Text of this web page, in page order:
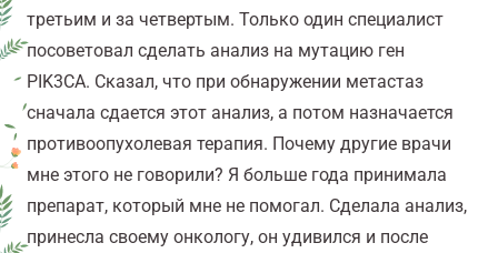
третьим и за четвертым. Только один специалист
посоветовал сделать анализ на мутацию ген
PIK3CA. Сказал, что при обнаружении метастаз
сначала сдается этот анализ, а потом назначается
противоопухолевая терапия. Почему другие врачи
мне этого не говорили? Я больше года принимала
препарат, который мне не помогал. Сделала анализ,
принесла своему онкологу, он удивился и после